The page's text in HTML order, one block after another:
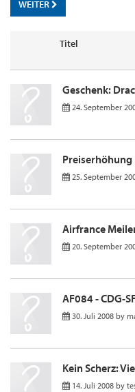
WEITER
Titel
Geschenk:
24. September
Preiserhöhung
25. September
Airfrance
20. September
AF084 - CDG-
30. Juli 2008 by
Kein Scherz:
14. Juli 2008 by